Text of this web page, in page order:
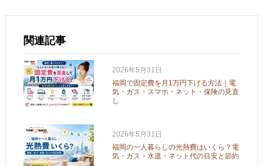
関連記事
2026年5月31日
福岡で固定費を月1万円下げる方法｜電
気・ガス・スマホ・ネット・保険の見直
し
2026年5月31日
福岡の一人暮らしの光熱費はいくら？電
気・ガス・水道・ネット代の目安と節約